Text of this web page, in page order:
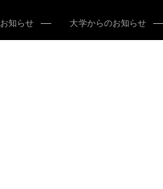
お知らせ 大学からのお知らせ